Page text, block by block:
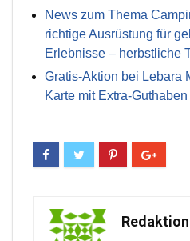
News zum Thema
richtige Ausrüstung für
Erlebnisse – herbstliche
Gratis-Aktion bei Lebara
Karte mit Extra-Guthaben
Redaktion